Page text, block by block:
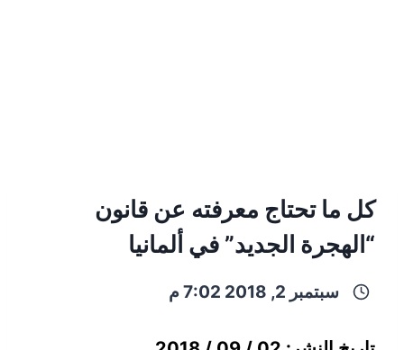
كل ما تحتاج معرفته عن قانون
“الهجرة الجديد” في ألمانيا
سبتمبر 2, 2018 7:02 م